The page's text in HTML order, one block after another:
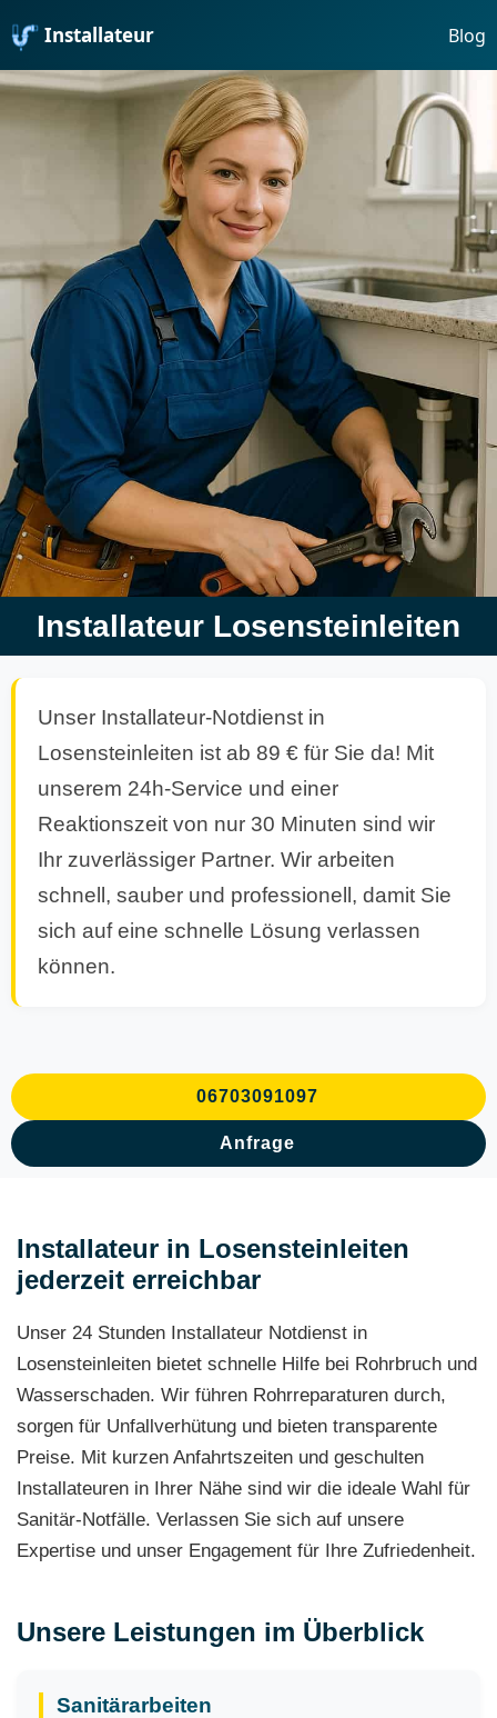
Installateur Blog
Installateur Losensteinleiten
Unser Installateur-Notdienst in
Losensteinleiten ist ab 89 € für Sie da! Mit
unserem 24h-Service und einer
Reaktionszeit von nur 30 Minuten sind wir
Ihr zuverlässiger Partner. Wir arbeiten
schnell, sauber und professionell, damit Sie
sich auf eine schnelle Lösung verlassen
können.
06703091097
Anfrage
Installateur in Losensteinleiten
jederzeit erreichbar
Unser 24 Stunden Installateur Notdienst in
Losensteinleiten bietet schnelle Hilfe bei Rohrbruch und
Wasserschaden. Wir führen Rohrreparaturen durch,
sorgen für Unfallverhütung und bieten transparente
Preise. Mit kurzen Anfahrtszeiten und geschulten
Installateuren in Ihrer Nähe sind wir die ideale Wahl für
Sanitär-Notfälle. Verlassen Sie sich auf unsere
Expertise und unser Engagement für Ihre Zufriedenheit.
Unsere Leistungen im Überblick
Sanitärarbeiten